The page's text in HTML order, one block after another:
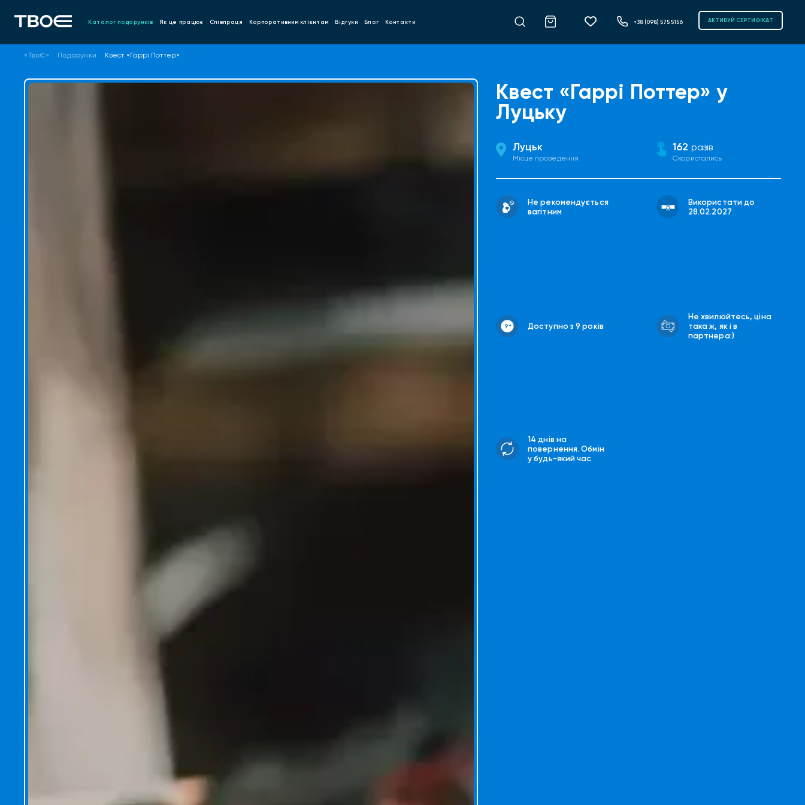
Каталог подарунків Як це працює Співпраця Корпоративним клієнтам Відгуки Блог Контакти +38 (098) 575 5156 АКТИВУЙ СЕРТИФІКАТ
«ТвоЄ» Подарунки Квест «Гаррі Поттер»
Квест «Гаррі Поттер» у
Луцьку
Луцьк
Місце проведення
162 разів
Скористались
Не рекомендується
вагітним
Використати до
28.02.2027
Доступно з 9 років
Не хвилюйтесь, ціна
така ж, як і в
партнера:)
14 днів на
повернення. Обмін
у будь-який час